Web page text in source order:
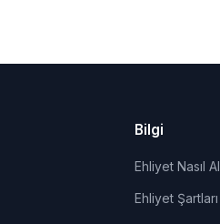
Bilgi
Ehliyet Nasıl
Ehliyet Şartları